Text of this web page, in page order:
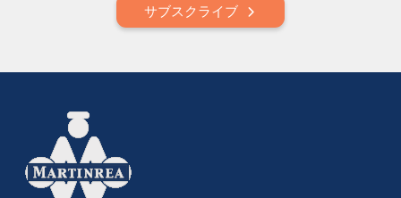
サブスクライブ